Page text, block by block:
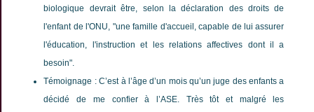
biologique devrait être, selon la déclaration des droits de
l'enfant de l'ONU, "une famille d'accueil, capable de lui assurer
l'éducation, l'instruction et les relations affectives dont il a
besoin".
Témoignage : C’est à l’âge d’un mois qu’un juge des enfants a
décidé de me confier à l’ASE. Très tôt et malgré les